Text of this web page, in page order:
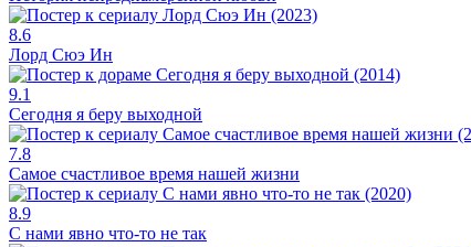
8.6
Лорд Сюэ Ин
9.1
Сегодня я беру выходной
7.8
Самое счастливое время нашей жизни
8.9
С нами явно что-то не так